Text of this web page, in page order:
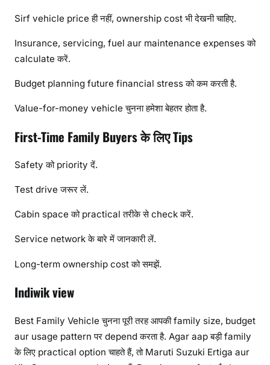
Sirf vehicle price ही नहीं, ownership cost भी देखनी चाहिए.
Insurance, servicing, fuel aur maintenance expenses को
calculate करें.
Budget planning future financial stress को कम करती है.
Value-for-money vehicle चुनना हमेशा बेहतर होता है.
First-Time Family Buyers के लिए Tips
Safety को priority दें.
Test drive जरूर लें.
Cabin space को practical तरीके से check करें.
Service network के बारे में जानकारी लें.
Long-term ownership cost को समझें.
Indiwik view
Best Family Vehicle चुनना पूरी तरह आपकी family size, budget
aur usage pattern पर depend करता है. Agar aap बड़ी family
के लिए practical option चाहते हैं, तो Maruti Suzuki Ertiga aur